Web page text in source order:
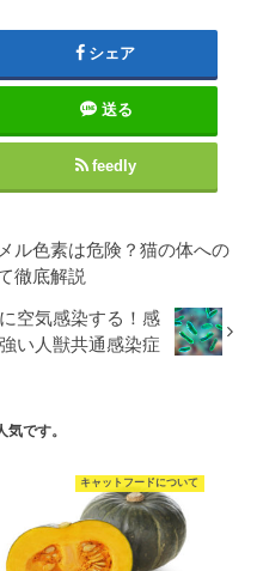
シェア
送る
feedly
ル色素は危険？猫の体への
徹底解説
空気感染する！感
い人獣共通感染症
気です。
キャットフードについて